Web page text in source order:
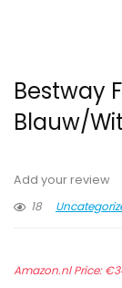
Bestway
Blauw/
Add your review
18
Amazon.nl Price:€